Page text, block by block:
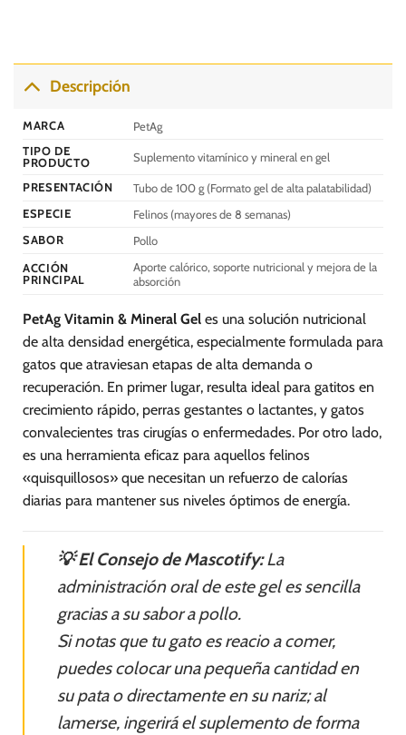
Descripción
MARCA
PetAg
TIPO DE
PRODUCTO
Suplemento vitamínico y mineral en gel
PRESENTACIÓN
Tubo de 100 g (Formato gel de alta palatabilidad)
ESPECIE
Felinos (mayores de 8 semanas)
SABOR
Pollo
ACCIÓN
PRINCIPAL
Aporte calórico, soporte nutricional y mejora de la
absorción
PetAg Vitamin & Mineral Gel es una solución nutricional
de alta densidad energética, especialmente formulada para
gatos que atraviesan etapas de alta demanda o
recuperación. En primer lugar, resulta ideal para gatitos en
crecimiento rápido, perras gestantes o lactantes, y gatos
convalecientes tras cirugías o enfermedades. Por otro lado,
es una herramienta eficaz para aquellos felinos
«quisquillosos» que necesitan un refuerzo de calorías
diarias para mantener sus niveles óptimos de energía.
💡 El Consejo de Mascotify:La
administración oral de este gel es sencilla
gracias a su sabor a pollo.
Si notas que tu gato es reacio a comer,
puedes colocar una pequeña cantidad en
su pata o directamente en su nariz; al
lamerse, ingerirá el suplemento de forma